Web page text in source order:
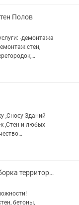
Полов
-демонтажа
стен,
-
,Сносу Зданий
,Стен и любых
Демонтаж снос уборка территории ломаем Разрушение ! Грузчики и разнорабочие
бетоны,